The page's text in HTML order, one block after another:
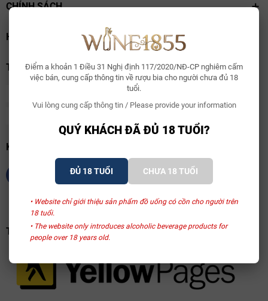
Điểm a khoản 1 Điều 31 Nghị định 117/2020/NĐ-CP nghiêm cấm
việc bán, cung cấp thông tin về rượu bia cho người chưa đủ 18
tuổi.
Vui lòng cung cấp thông tin / Please provide your information
QUÝ KHÁCH ĐÃ ĐỦ 18 TUỔI?
ĐỦ 18 TUỔI CHƯA 18 TUỔI
• Website chỉ giới thiệu sản phẩm đồ uống có cồn cho người trên
18 tuổi.
• The website only introduces alcoholic beverage products for
people over 18 years old.
CHÍNH SÁCH
HỖ TRỢ
THANH TOÁN
KẾT NỐI CHÚNG TÔI
TRANG VÀNG VIỆT NAM